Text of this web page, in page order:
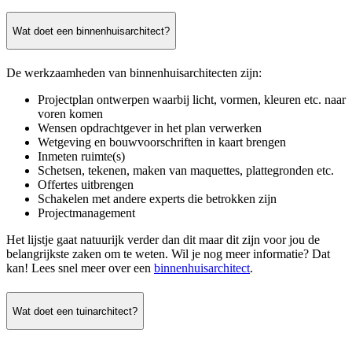
Wat doet een binnenhuisarchitect?
De werkzaamheden van binnenhuisarchitecten zijn:
Projectplan ontwerpen waarbij licht, vormen, kleuren etc. naar
voren komen
Wensen opdrachtgever in het plan verwerken
Wetgeving en bouwvoorschriften in kaart brengen
Inmeten ruimte(s)
Schetsen, tekenen, maken van maquettes, plattegronden etc.
Offertes uitbrengen
Schakelen met andere experts die betrokken zijn
Projectmanagement
Het lijstje gaat natuurijk verder dan dit maar dit zijn voor jou de
belangrijkste zaken om te weten. Wil je nog meer informatie? Dat
kan! Lees snel meer over een binnenhuisarchitect.
Wat doet een tuinarchitect?